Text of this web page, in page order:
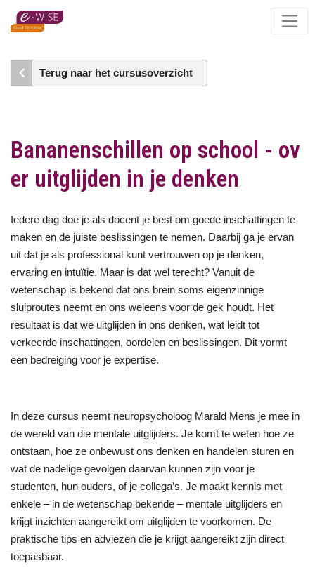
Skip
content
Terug naar het cursusoverzicht
Bananenschillen op school - ov
er uitglijden in je denken
Iedere dag doe je als docent je best om goede inschattingen te
maken en de juiste beslissingen te nemen. Daarbij ga je ervan
uit dat je als professional kunt vertrouwen op je denken,
ervaring en intuïtie. Maar is dat wel terecht? Vanuit de
wetenschap is bekend dat ons brein soms eigenzinnige
sluiproutes neemt en ons weleens voor de gek houdt. Het
resultaat is dat we uitglijden in ons denken, wat leidt tot
verkeerde inschattingen, oordelen en beslissingen. Dit vormt
een bedreiging voor je expertise.
In deze cursus neemt neuropsycholoog Marald Mens je mee in
de wereld van die mentale uitglijders. Je komt te weten hoe ze
ontstaan, hoe ze onbewust ons denken en handelen sturen en
wat de nadelige gevolgen daarvan kunnen zijn voor je
studenten, hun ouders, of je collega’s. Je maakt kennis met
enkele – in de wetenschap bekende – mentale uitglijders en
krijgt inzichten aangereikt om uitglijden te voorkomen. De
praktische tips en adviezen die je krijgt aangereikt zijn direct
toepasbaar.